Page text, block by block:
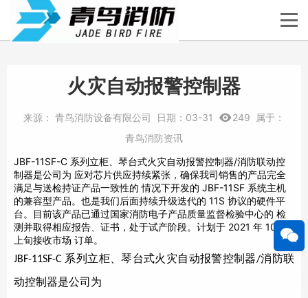
火灾自动报警控制器
来源： 青鸟消防设备有限公司 日期： 03-31 249
属于：
青鸟消防资讯
JBF-11SF-C 系列立柜、琴台式火灾自动报警控制器/消防联动控
制器是公司为 应对芯片供应持续紧张，确保我司销售的产品完全
满足与送检持证产品一致性的 情况下开发的 JBF-11SF 系统主机
的兼容型产品。也是我们后面持续升级迭代的 11S 协议的硬件平
台。目前该产品已通过国家消防电子产品质量监督检验中心的 检
测并取得相应报告、证书，处于试产阶段。计划于 2021 年 10 月
上旬接收市场 订单。
JBF-11SF-C 系列立柜、琴台式火灾自动报警控制器/消防联
动控制器是公司为